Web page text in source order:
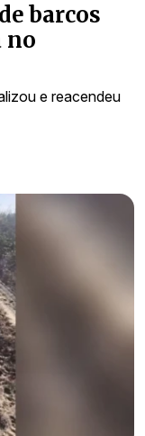
barcos
no
e reacendeu